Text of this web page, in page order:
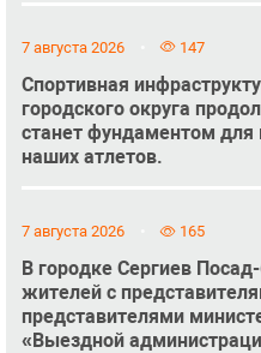
7 августа 2026 147
Спортивная
городского округа
станет фундаментом
наших атлетов.
7 августа 2026 165
В городке Сергиев
жителей с
представителями
«Выездной